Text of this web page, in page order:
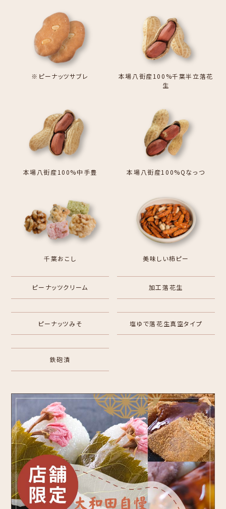
※ピーナッツサブレ
本場八街産100%千葉半立落花
生
本場八街産100%中手豊 本場八街産100%Qなっつ
千葉おこし 美味しい柿ピー
ピーナッツクリーム 加工落花生
ピーナッツみそ 塩ゆで落花生真空タイプ
鉄砲漬